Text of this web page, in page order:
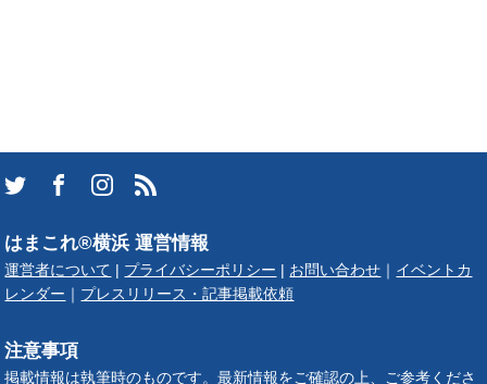
はまこれ®横浜 運営情報
運営者について プライバシーポリシー お問い合わせ
イベントカ
レンダー
プレスリリース・記事掲載依頼
注意事項
掲載情報は執筆時のものです。最新情報をご確認の上、ご参考くださ